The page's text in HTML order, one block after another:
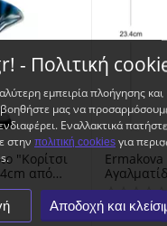
"Κορίτσι
από
Modern
Ermakova
Γιόγκα"
Γυαλί -
Παράδοση
- Πολιτική
εμπειρία πλοήγησης και
μας να
Εναλλακτικά πατήστε
στην πολιτική cookies για
Αποδοχή και